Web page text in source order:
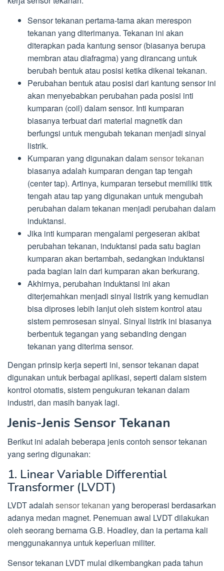
Sensor tekanan pertama-tama akan merespon
tekanan yang diterimanya. Tekanan ini akan
diterapkan pada kantung sensor (biasanya berupa
membran atau diafragma) yang dirancang untuk
berubah bentuk atau posisi ketika dikenai tekanan.
Perubahan bentuk atau posisi dari kantung sensor ini
akan menyebabkan perubahan pada posisi inti
kumparan (coil) dalam sensor. Inti kumparan
biasanya terbuat dari material magnetik dan
berfungsi untuk mengubah tekanan menjadi sinyal
listrik.
Kumparan yang digunakan dalamsensor tekanan
biasanya adalah kumparan dengan tap tengah
(center tap). Artinya, kumparan tersebut memiliki titik
tengah atau tap yang digunakan untuk mengubah
perubahan dalam tekanan menjadi perubahan dalam
induktansi.
Jika inti kumparan mengalami pergeseran akibat
perubahan tekanan, induktansi pada satu bagian
kumparan akan bertambah, sedangkan induktansi
pada bagian lain dari kumparan akan berkurang.
Akhirnya, perubahan induktansi ini akan
diterjemahkan menjadi sinyal listrik yang kemudian
bisa diproses lebih lanjut oleh sistem kontrol atau
sistem pemrosesan sinyal. Sinyal listrik ini biasanya
berbentuk tegangan yang sebanding dengan
tekanan yang diterima sensor.
Dengan prinsip kerja seperti ini, sensor tekanan dapat
digunakan untuk berbagai aplikasi, seperti dalam sistem
kontrol otomatis, sistem pengukuran tekanan dalam
industri, dan masih banyak lagi.
Jenis-Jenis Sensor Tekanan
Berikut ini adalah beberapa jenis contoh sensor tekanan
yang sering digunakan:
1. Linear Variable Differential
Transformer (LVDT)
LVDT adalah sensor tekanan yang beroperasi berdasarkan
adanya medan magnet. Penemuan awal LVDT dilakukan
oleh seorang bernama G.B. Hoadley, dan ia pertama kali
menggunakannya untuk keperluan militer.
Sensor tekanan LVDT mulai dikembangkan pada tahun